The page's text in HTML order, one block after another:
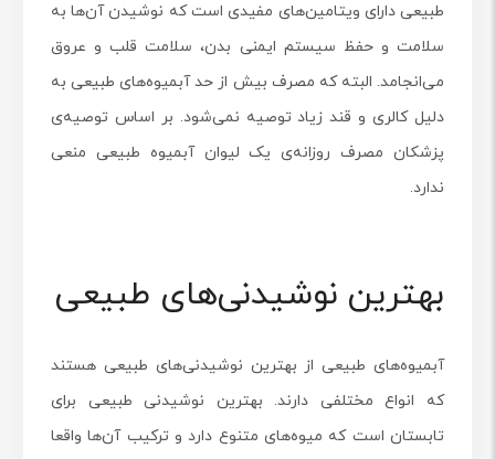
طبیعی دارای ویتامین‌های مفیدی است که نوشیدن‌ آن‌ها به
سلامت و حفظ سیستم ایمنی بدن، سلامت قلب و عروق
می‌انجامد. البته که مصرف بیش از حد آبمیوه‌های طبیعی به
دلیل کالری و قند زیاد توصیه نمی‌شود. بر اساس توصیه‌ی
پزشکان مصرف روزانه‌ی یک لیوان آبمیوه طبیعی منعی
ندارد.
بهترین نوشیدنی‌های طبیعی
آبمیوه‌های طبیعی از بهترین نوشیدنی‌های طبیعی هستند
که انواع مختلفی دارند. بهترین نوشیدنی طبیعی برای
تابستان است که میوه‌های متنوع دارد و ترکیب آن‌ها واقعا